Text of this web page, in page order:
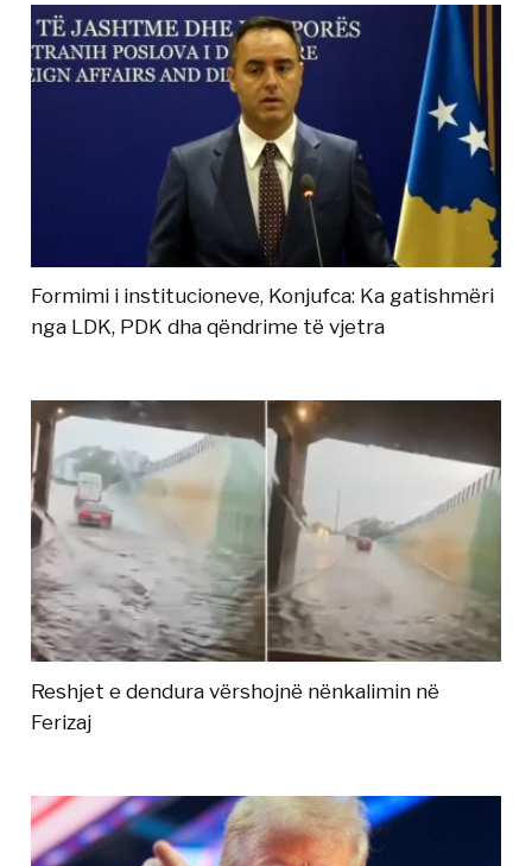
Formimi i institucioneve, Konjufca: Ka gatishmëri
nga LDK, PDK dha qëndrime të vjetra
Reshjet e dendura vërshojnë nënkalimin në
Ferizaj